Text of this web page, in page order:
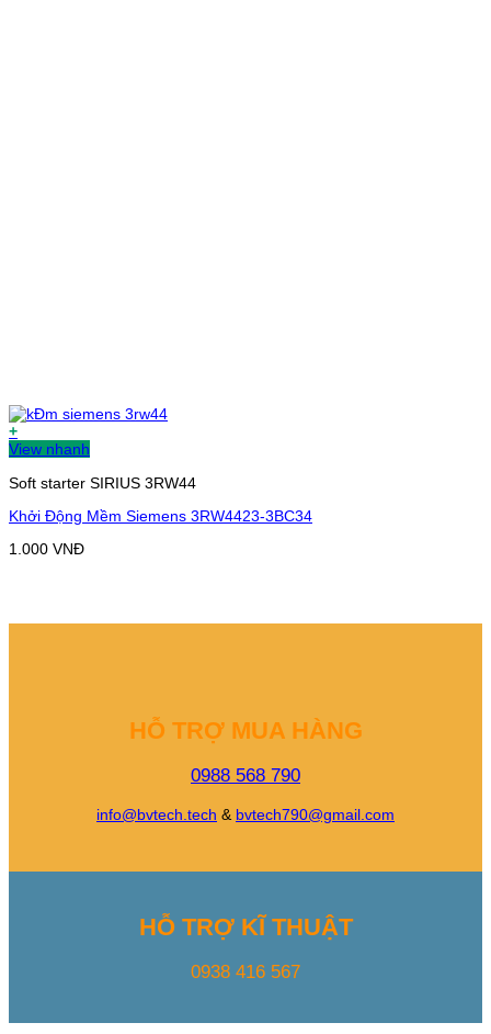
+
View nhanh
Soft starter SIRIUS 3RW44
Khởi Động Mềm Siemens 3RW4423-3BC34
1.000 VNĐ
HỖ TRỢ MUA HÀNG
0988 568 790
info@bvtech.tech & bvtech790@gmail.com
HỖ TRỢ KĨ THUẬT
0938 416 567